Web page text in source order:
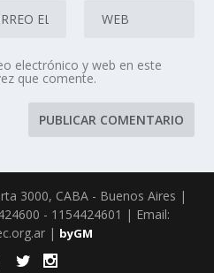
electrónico y web en este
que comente.
3000, CABA - Buenos Aires |
- 1154424601 | Email:
| byGM